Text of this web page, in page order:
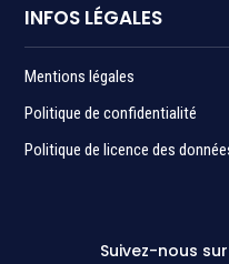
INFOS LÉGALES
Mentions légales
Politique de confidentialité
Politique de licence des
Suivez-nous